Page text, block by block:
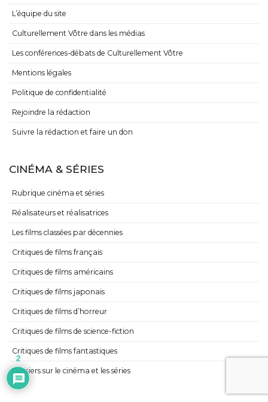
L’équipe du site
Culturellement Vôtre dans les médias
Les conférences-débats de Culturellement Vôtre
Mentions légales
Politique de confidentialité
Rejoindre la rédaction
Suivre la rédaction et faire un don
CINÉMA & SÉRIES
Rubrique cinéma et séries
Réalisateurs et réalisatrices
Les films classées par décennies
Critiques de films français
Critiques de films américains
Critiques de films japonais
Critiques de films d’horreur
Critiques de films de science-fiction
Critiques de films fantastiques
Dossiers sur le cinéma et les séries
2